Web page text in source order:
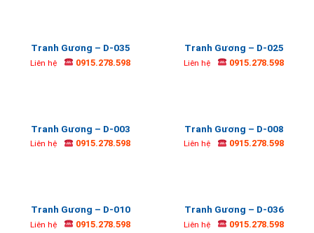
Tranh Gương – D-035
Liên hệ 0915.278.598
Tranh Gương – D-025
Liên hệ 0915.278.598
Tranh Gương – D-003
Liên hệ 0915.278.598
Tranh Gương – D-008
Liên hệ 0915.278.598
Tranh Gương – D-010
Liên hệ 0915.278.598
Tranh Gương – D-036
Liên hệ 0915.278.598